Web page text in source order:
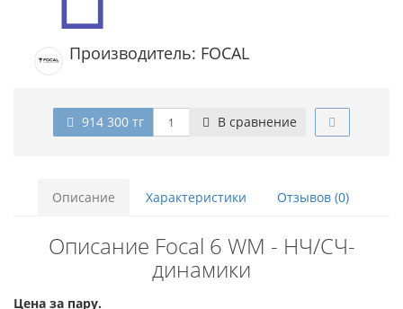
Производитель: FOCAL
914 300 тг В сравнение
Описание Характеристики Отзывов (0)
Описание Focal 6 WM - НЧ/СЧ-
динамики
Цена за пару.